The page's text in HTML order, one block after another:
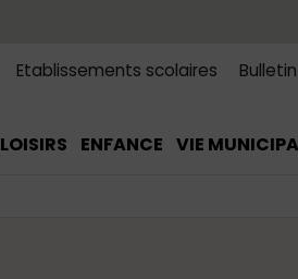
Etablissements scolaires
LOISIRS ENFANCE VIE